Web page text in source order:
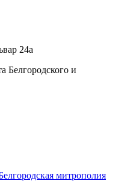
24а
Белгородского и